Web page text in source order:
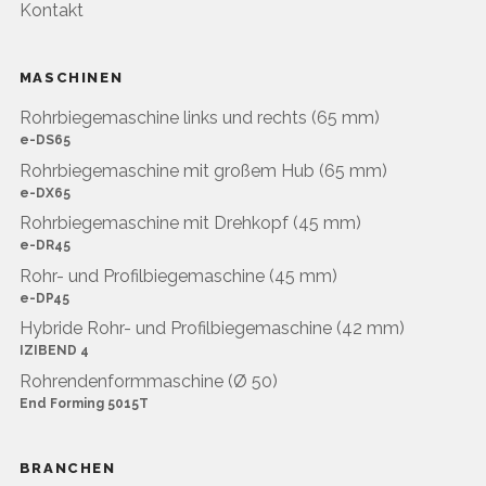
Kontakt
MASCHINEN
Rohrbiegemaschine links und rechts (65 mm)
e-DS65
Rohrbiegemaschine mit großem Hub (65 mm)
e-DX65
Rohrbiegemaschine mit Drehkopf (45 mm)
e-DR45
Rohr- und Profilbiegemaschine (45 mm)
e-DP45
Hybride Rohr- und Profilbiegemaschine (42 mm)
IZIBEND 4
Rohrendenformmaschine (Ø 50)
End Forming 5015T
BRANCHEN